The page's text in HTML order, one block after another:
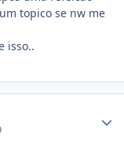
topico se nw me
isso..